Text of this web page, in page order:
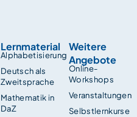
Lernmaterial
Alphabetisierung
Deutsch als
Zweitsprache
Mathematik in
DaZ
Weitere
Angebote
Online-
Workshops
Veranstaltungen
Selbstlernkurse